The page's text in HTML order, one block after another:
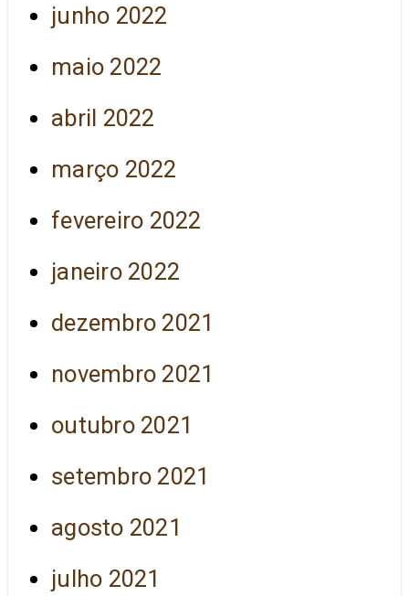
junho 2022
maio 2022
abril 2022
março 2022
fevereiro 2022
janeiro 2022
dezembro 2021
novembro 2021
outubro 2021
setembro 2021
agosto 2021
julho 2021